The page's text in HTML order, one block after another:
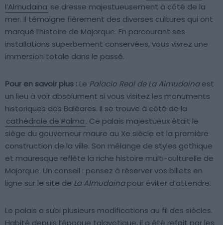
l’Almudaina se dresse majestueusement à côté de la
mer. Il témoigne fièrement des diverses cultures qui ont
marqué l’histoire de Majorque. En parcourant ses
installations superbement conservées, vous vivrez une
immersion totale dans le passé.
Pour en savoir plus : Le Palacio Real de La Almudainaest
un lieu à voir absolument si vous visitez les monuments
historiques des Baléares. Il se trouve à côté de la
cathédrale de Palma. Ce palais majestueux était le
siège du gouverneur maure au Xe siècle et la première
construction de la ville. Son mélange de styles gothique
et mauresque reflète la riche histoire multi-culturelle de
Majorque. Un conseil : pensez à réserver vos billets en
ligne sur le site de La Almudainapour éviter d’attendre.
Le palais a subi plusieurs modifications au fil des siècles.
Habité depuis l’époque talayotique, il a été refait par les